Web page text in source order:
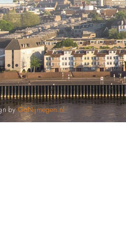
byGoNijmegen.nl